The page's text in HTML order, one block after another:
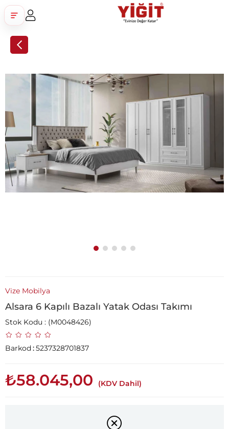
Vize Mobilya
Alsara 6 Kapılı Bazalı Yatak Odası Takımı
Stok Kodu (M0048426)
Barkod:5237328701837
₺58.045,00 (KDV Dahil)